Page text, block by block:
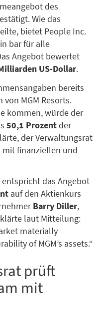
des
Wie das
bietet People Inc.
in bar für alle
Angebot bewertet
US-Dollar.
bereits
MGM Resorts.
kommen, würde der
50,1 Prozentder
der Verwaltungsrat
mit finanziellen und
das Angebot
auf den Aktienkurs
Barry Diller,
laut Mitteilung:
materially
of MGM’s assets.“
prüft
mit